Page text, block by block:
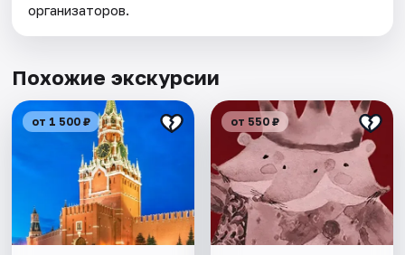
организаторов.
Похожие экскурсии
от 1 500 ₽ от 550 ₽